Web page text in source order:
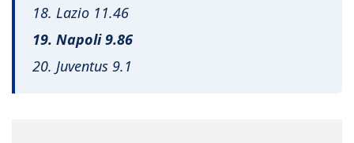
18. Lazio 11.46
19. Napoli 9.86
20. Juventus 9.1